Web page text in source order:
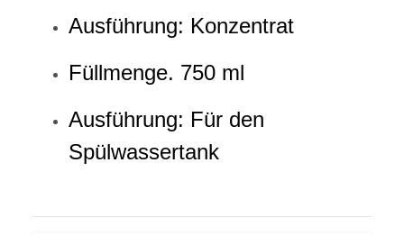
Ausführung: Konzentrat
Füllmenge. 750 ml
Ausführung: Für den
Spülwassertank